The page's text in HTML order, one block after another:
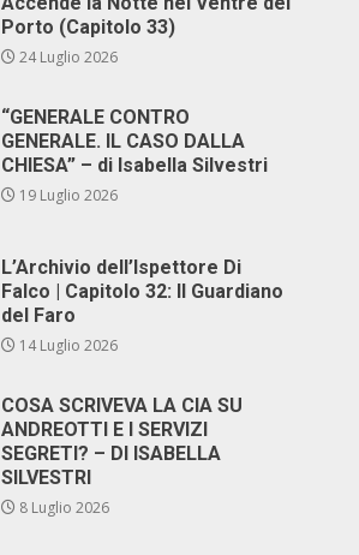
Porto (Capitolo 33)
24 Luglio 2026
“GENERALE CONTRO
GENERALE. IL CASO DALLA
CHIESA” – di Isabella Silvestri
19 Luglio 2026
L’Archivio dell’Ispettore Di
Falco | Capitolo 32: Il Guardiano
del Faro
14 Luglio 2026
COSA SCRIVEVA LA CIA SU
ANDREOTTI E I SERVIZI
SEGRETI? – DI ISABELLA
SILVESTRI
8 Luglio 2026